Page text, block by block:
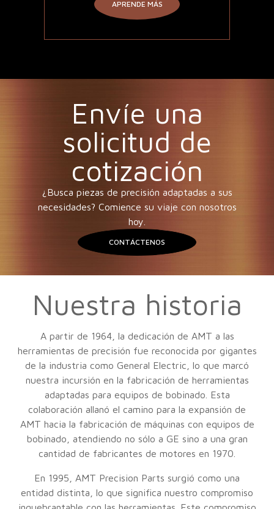
APRENDE MÁS
Envíe una
solicitud de
cotización
¿Busca piezas de precisión adaptadas a sus
necesidades? Comience su viaje con nosotros
hoy.
CONTÁCTENOS
Nuestra historia
A partir de 1964, la dedicación de AMT a las
herramientas de precisión fue reconocida por gigantes
de la industria como General Electric, lo que marcó
nuestra incursión en la fabricación de herramientas
adaptadas para equipos de bobinado. Esta
colaboración allanó el camino para la expansión de
AMT hacia la fabricación de máquinas con equipos de
bobinado, atendiendo no sólo a GE sino a una gran
cantidad de fabricantes de motores en 1970.
En 1995, AMT Precision Parts surgió como una
entidad distinta, lo que significa nuestro compromiso